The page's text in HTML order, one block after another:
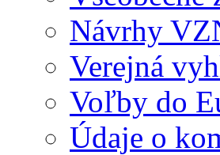
Návrhy
Verejná
Voľby do
Údaje o